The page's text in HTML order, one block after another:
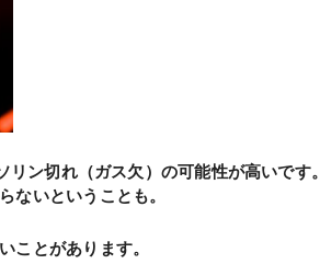
ン切れ（ガス欠）の可能性が高いです。
ないということも。
ことがあります。